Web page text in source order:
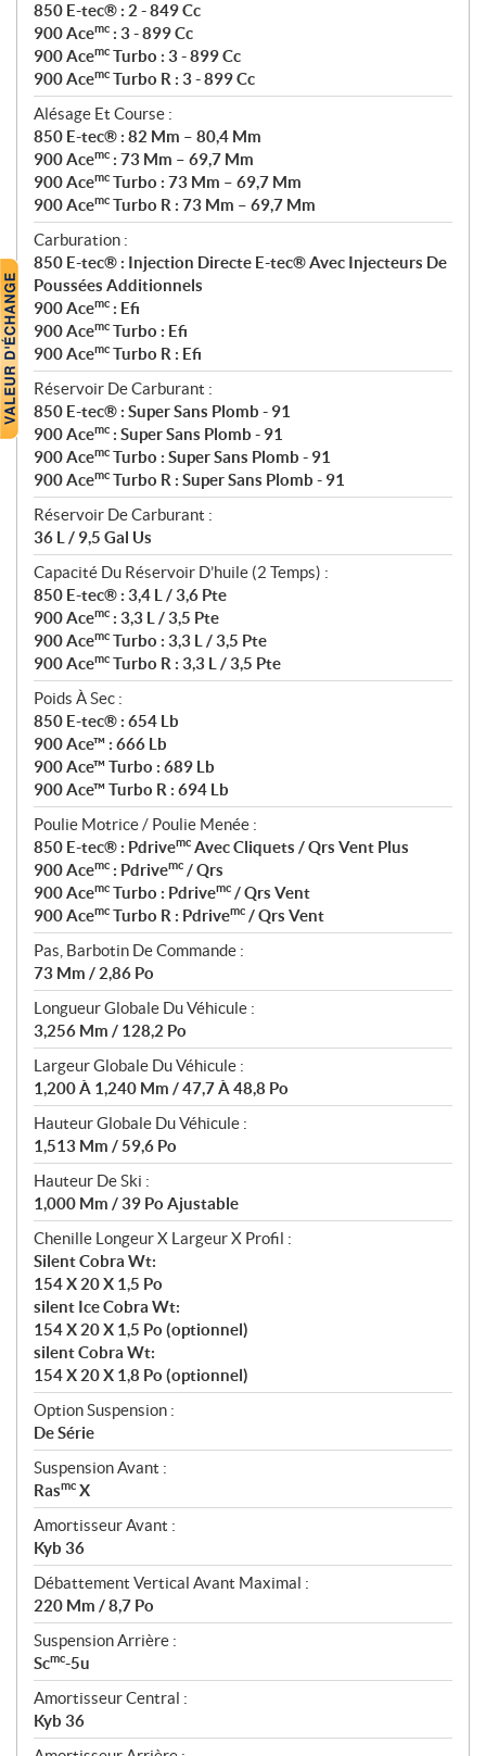
850 E-tec® : 2 - 849 Cc
900 Acemc : 3 - 899 Cc
900 Acemc Turbo : 3 - 899 Cc
900 Acemc Turbo R : 3 - 899 Cc
Alésage Et Course :
850 E-tec® : 82 Mm – 80,4 Mm
900 Acemc : 73 Mm – 69,7 Mm
900 Acemc Turbo : 73 Mm – 69,7 Mm
900 Acemc Turbo R : 73 Mm – 69,7 Mm
Carburation :
850 E-tec® : Injection Directe E-tec® Avec Injecteurs De
Poussées Additionnels
900 Acemc : Efi
900 Acemc Turbo : Efi
900 Acemc Turbo R : Efi
Réservoir De Carburant :
850 E-tec® : Super Sans Plomb - 91
900 Acemc : Super Sans Plomb - 91
900 Acemc Turbo : Super Sans Plomb - 91
900 Acemc Turbo R : Super Sans Plomb - 91
Réservoir De Carburant :
36 L / 9,5 Gal Us
Capacité Du Réservoir D’huile (2 Temps) :
850 E-tec® : 3,4 L / 3,6 Pte
900 Acemc : 3,3 L / 3,5 Pte
900 Acemc Turbo : 3,3 L / 3,5 Pte
900 Acemc Turbo R : 3,3 L / 3,5 Pte
Poids À Sec :
850 E-tec® : 654 Lb
900 Ace™ : 666 Lb
900 Ace™ Turbo : 689 Lb
900 Ace™ Turbo R : 694 Lb
Poulie Motrice / Poulie Menée :
850 E-tec® : Pdrivemc Avec Cliquets / Qrs Vent Plus
900 Acemc : Pdrivemc / Qrs
900 Acemc Turbo : Pdrivemc / Qrs Vent
900 Acemc Turbo R : Pdrivemc / Qrs Vent
Pas, Barbotin De Commande :
73 Mm / 2,86 Po
Longueur Globale Du Véhicule :
3,256 Mm / 128,2 Po
Largeur Globale Du Véhicule :
1,200 À 1,240 Mm / 47,7 À 48,8 Po
Hauteur Globale Du Véhicule :
1,513 Mm / 59,6 Po
Hauteur De Ski :
1,000 Mm / 39 Po Ajustable
Chenille Longeur X Largeur X Profil :
Silent Cobra Wt:
154 X 20 X 1,5 Po
silent Ice Cobra Wt:
154 X 20 X 1,5 Po (optionnel)
silent Cobra Wt:
154 X 20 X 1,8 Po (optionnel)
Option Suspension :
De Série
Suspension Avant :
Rasmc X
Amortisseur Avant :
Kyb 36
Débattement Vertical Avant Maximal :
220 Mm / 8,7 Po
Suspension Arrière :
Scmc-5u
Amortisseur Central :
Kyb 36